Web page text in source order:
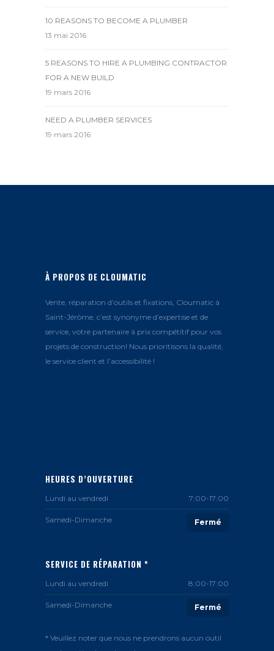
10 REASONS TO BECOME A PLUMBER
13 mai 2016
5 REASONS TO HIRE A PLUMBING CONTRACTOR
FOR A NEW BUILD
19 mars 2016
NEED A PLUMBER SERVICES
19 mars 2016
À PROPOS DE CLOUMATIC
Vente, réparation d’outils et fixations, Cloumatic à
Saint-Jérôme, c’est synonyme d’expertise et de
service, votre partenaire à prix compétitif pour vos
projets de construction! Nous prioritisons la qualité,
le service client et l’accessibilité !
HEURES D’OUVERTURE
Lundi au vendredi 7:00-17:00
Samedi-Dimanche Fermé
SERVICE DE RÉPARATION *
Lundi au vendredi 8:00-17:00
Samedi-Dimanche Fermé
* Veuillez noter que nous ne prendrons aucun outil